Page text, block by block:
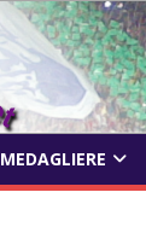
MEDAGLIERE